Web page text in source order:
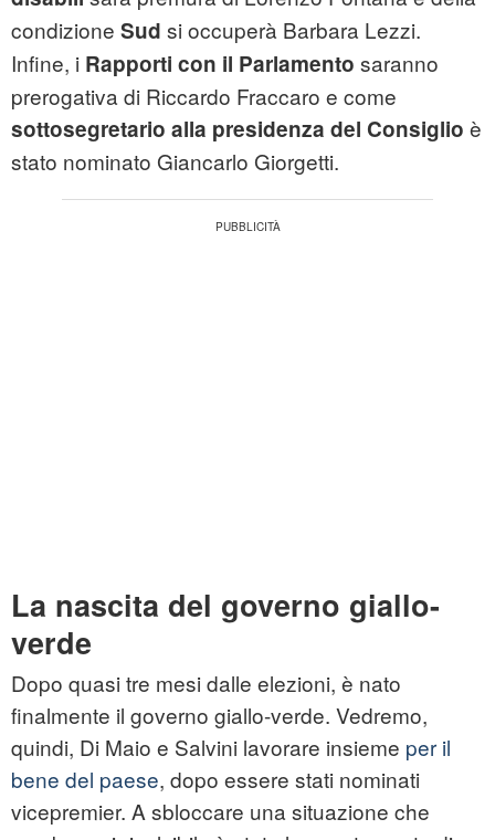
condizione Sud si occuperà Barbara Lezzi.
Infine, i Rapporti con il Parlamento saranno
prerogativa di Riccardo Fraccaro e come
sottosegretario alla presidenza del Consiglio è
stato nominato Giancarlo Giorgetti.
La nascita del governo giallo-
verde
Dopo quasi tre mesi dalle elezioni, è nato
finalmente il governo giallo-verde. Vedremo,
quindi, Di Maio e Salvini lavorare insieme per il
bene del paese, dopo essere stati nominati
vicepremier. A sbloccare una situazione che